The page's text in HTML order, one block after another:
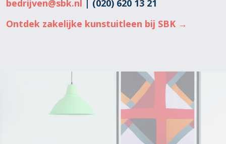
bedrijven@sbk.nl | (020) 620 13 21
Ontdek zakelijke kunstuitleen bij SBK →